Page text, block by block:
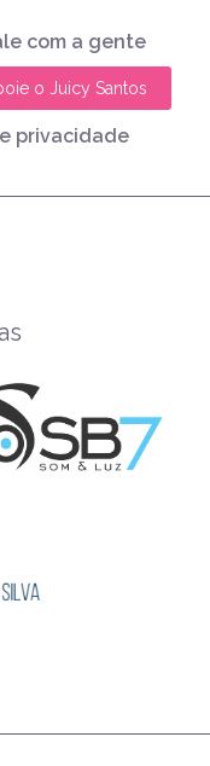
com a gente
o Juicy Santos
privacidade